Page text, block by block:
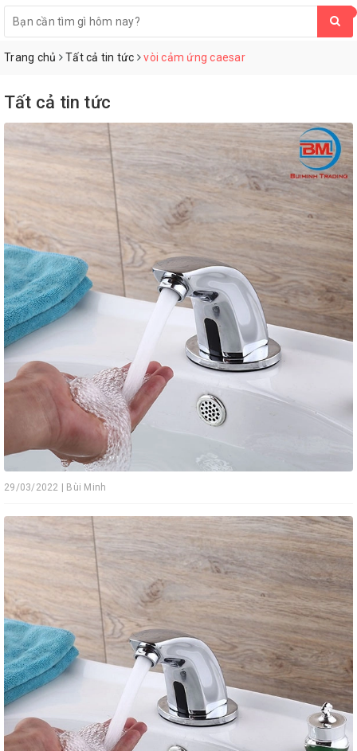
Trang chủ Tất cả tin tức vòi cảm ứng caesar
Tất cả tin tức
29/03/2022 | Bùi Minh